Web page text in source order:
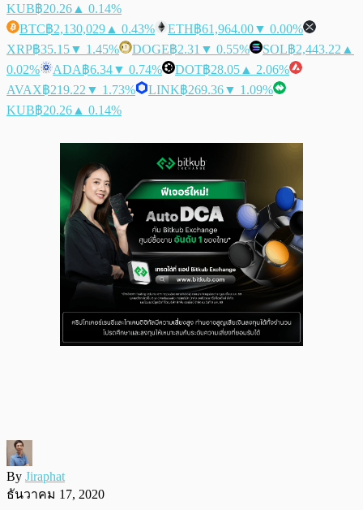
KUB฿20.26 ▲ 0.14%
BTC฿2,130,029 ▲ 0.43% ETH฿61,964.00▼ 0.00%
XRP฿35.15▼ 1.45% DOGE฿2.31 ▼ 0.55% SOL฿2,443.22 ▲
0.02%
ADA฿6.34▼ 0.74% DOT฿28.05 ▲ 2.06%
AVAX฿219.22 ▼ 1.73% LINK฿269.36▼ 1.09%
KUB฿20.26 ▲ 0.14%
By Jiraphat
ธันวาคม 17, 2020